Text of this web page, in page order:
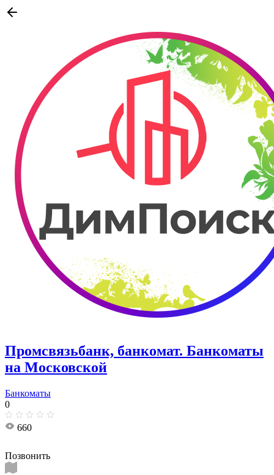
Промсвязьбанк, банкомат. Банкоматы
на Московской
Банкоматы
0
660
Позвонить